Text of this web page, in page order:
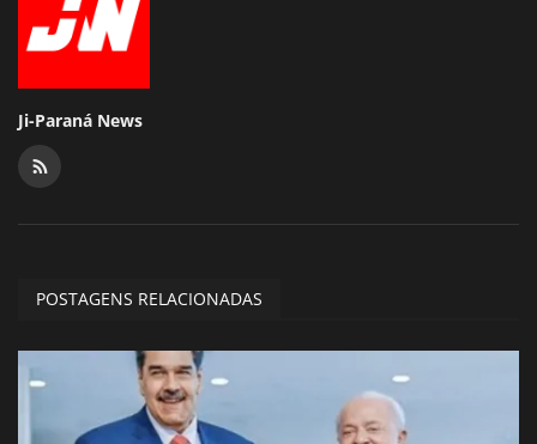
Ji-Paraná News
POSTAGENS RELACIONADAS